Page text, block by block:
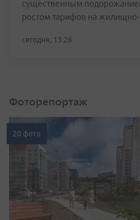
существенным
ростом тарифов на
сегодня, 13:26
Фоторепортаж
20 фото